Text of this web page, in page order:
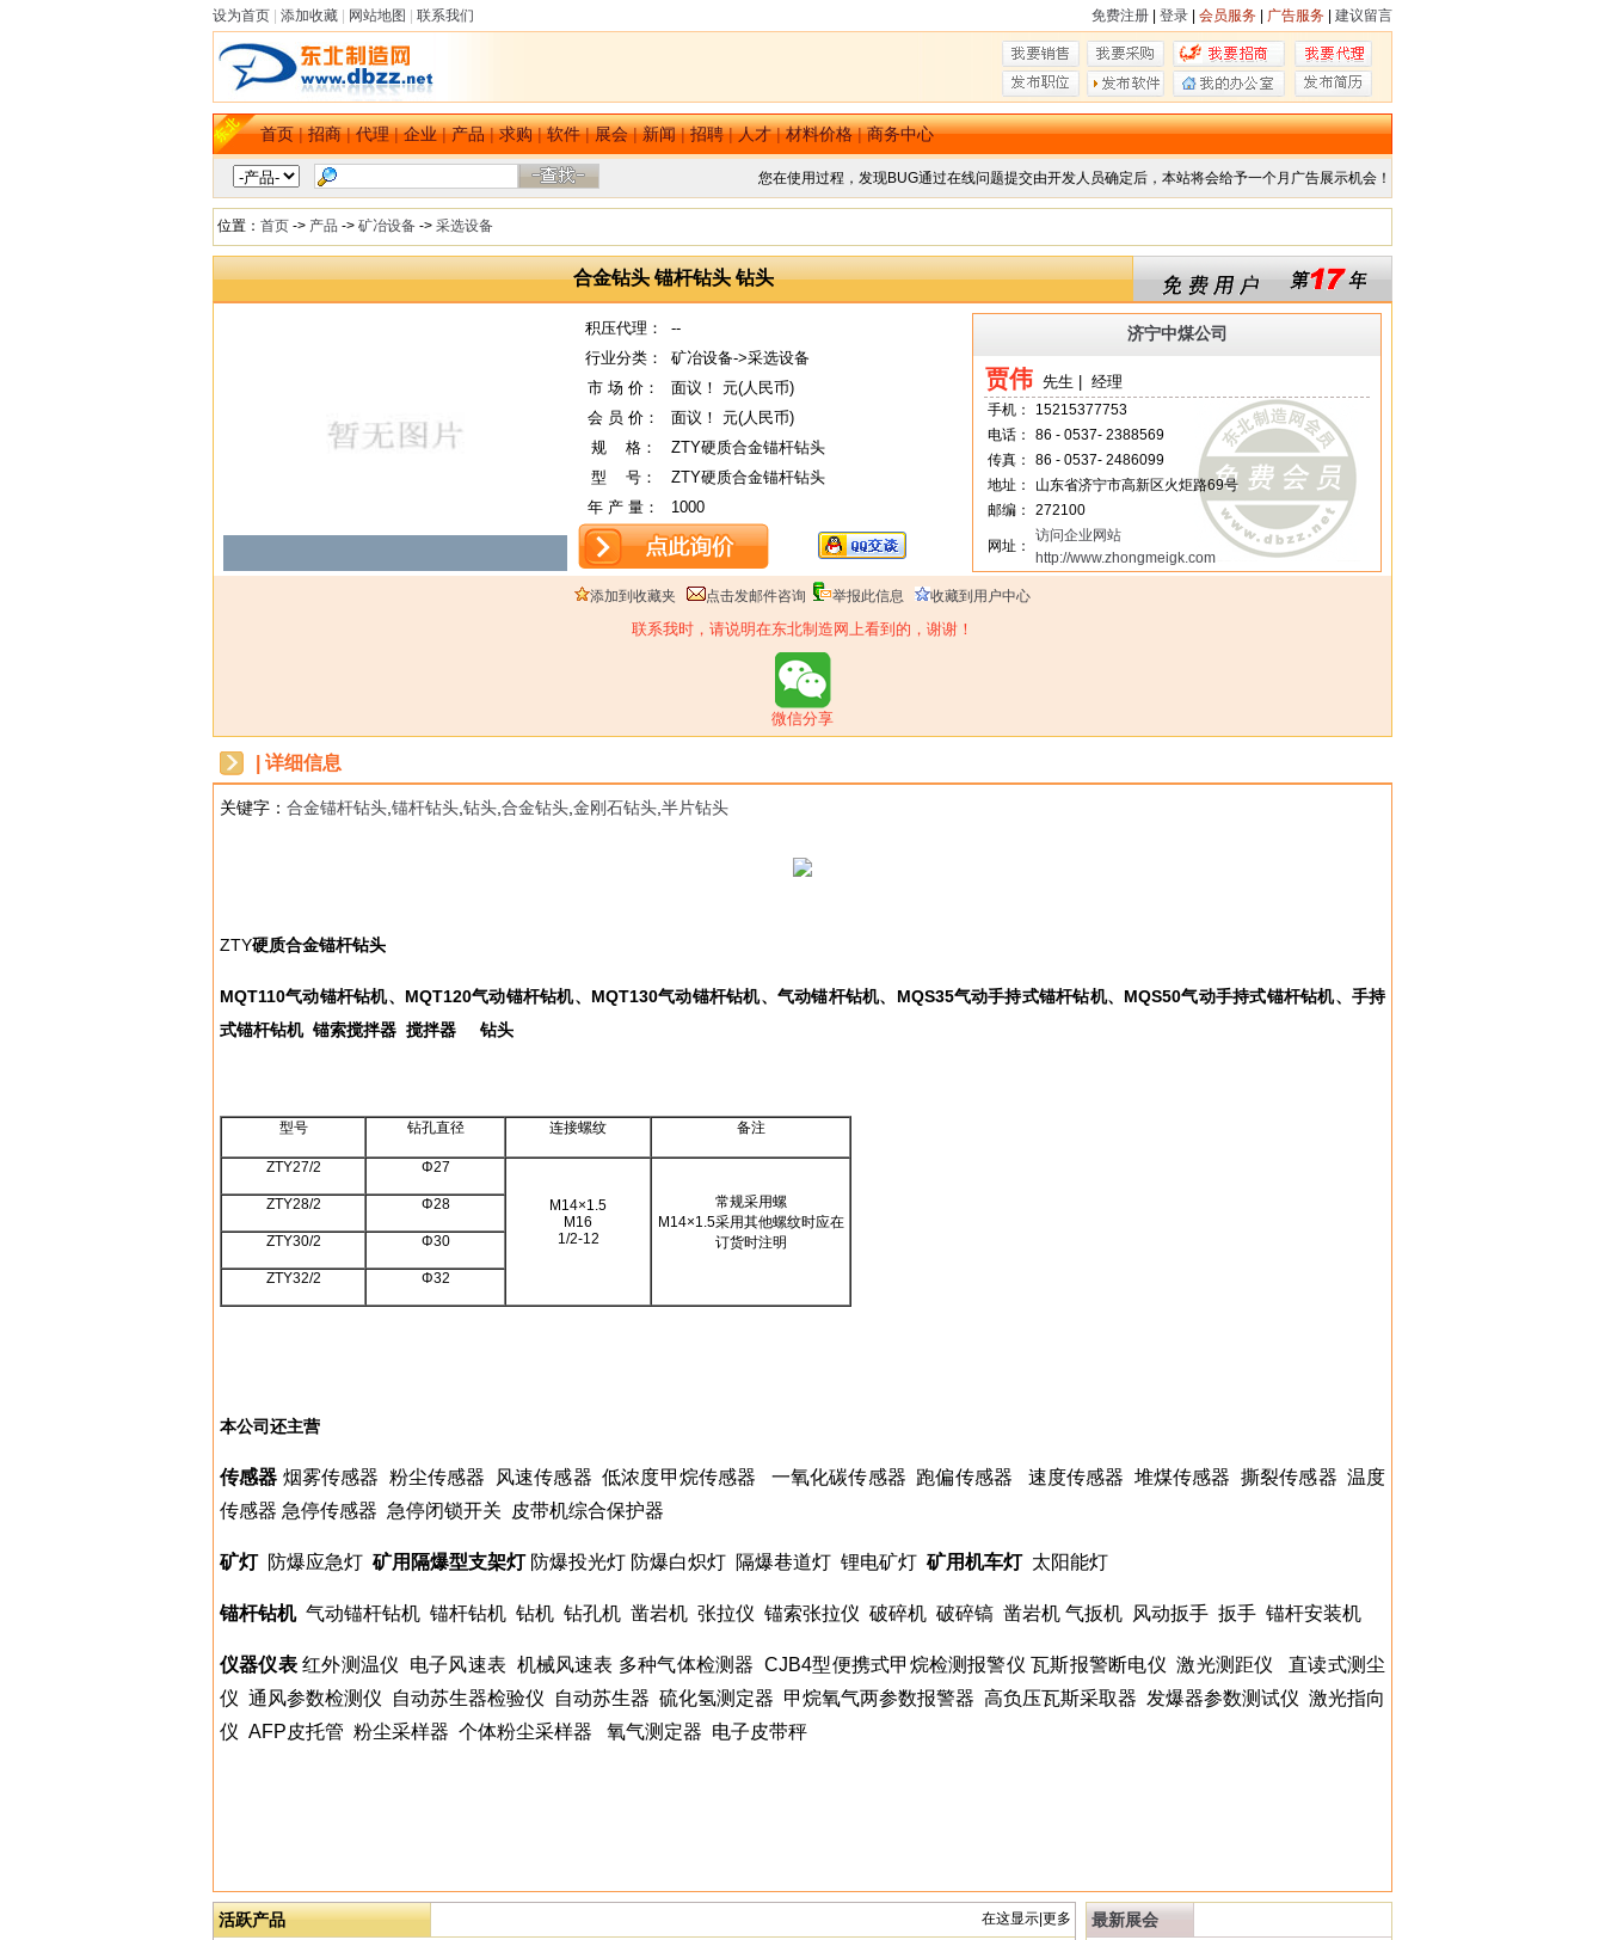
设为首页 添加收藏 网站地图 联系我们 免费注册 登录 会员服务 广告服务 建议留言
首页|招商|代理|企业|产品|求购|软件|展会|新闻|招聘|人才|材料价格|商务中心
您在使用过程，发现BUG通过在线问题提交由开发人员确定后，本站将会给予一个月广告展示机会！
位置： 首页 -> 产品 -> 矿冶设备 -> 采选设备
合金钻头 锚杆钻头 钻头
积压代理：
--
行业分类：
矿冶设备->采选设备
市 场 价：
面议！ 元(人民币)
会 员 价：
面议！ 元(人民币)
规
格：
ZTY硬质合金锚杆钻头
型
号：
ZTY硬质合金锚杆钻头
年 产 量：
1000
济宁中煤公司
贾伟 先生 | 经理
手机：
15215377753
电话：
86 - 0537- 2388569
传真：
86 - 0537- 2486099
地址：
山东省济宁市高新区火炬路69号
邮编：
272100
网址：
访问企业网站
http://www.zhongmeigk.com
添加到收藏夹 点击发邮件咨询 举报此信息 收藏到用户中心
联系我时，请说明在东北制造网上看到的，谢谢！
微信分享
| 详细信息
关键字： 合金锚杆钻头 锚杆钻头 钻头 合金钻头 金刚石钻头 半片钻头
ZTY硬质合金锚杆钻头
MQT110气动锚杆钻机、 MQT120气动锚杆钻机、 MQT130气动锚杆钻机、气动锚杆钻机、 MQS35气动手持式锚杆钻机、 MQS50气动手持式锚杆钻机、手持
式锚杆钻机 锚索搅拌器 搅拌器 钻头
型号 钻孔直径 连接螺纹 备注
ZTY27/2 Φ27
M14×1.5
M16
1/2-12
常规采用螺
M14×1.5采用其他螺纹时应在
订货时注明
ZTY28/2 Φ28
ZTY30/2 Φ30
ZTY32/2 Φ32
本公司还主营
传感器 烟雾传感器 粉尘传感器 风速传感器 低浓度甲烷传感器 一氧化碳传感器 跑偏传感器 速度传感器 堆煤传感器 撕裂传感器 温度
传感器 急停传感器 急停闭锁开关 皮带机综合保护器
矿灯 防爆应急灯 矿用隔爆型支架灯 防爆投光灯 防爆白炽灯 隔爆巷道灯 锂电矿灯 矿用机车灯 太阳能灯
锚杆钻机 气动锚杆钻机 锚杆钻机 钻机 钻孔机 凿岩机 张拉仪 锚索张拉仪 破碎机 破碎镐 凿岩机 气扳机 风动扳手 扳手 锚杆安装机
仪器仪表 红外测温仪 电子风速表 机械风速表 多种气体检测器 CJB4型便携式甲烷检测报警仪 瓦斯报警断电仪 激光测距仪
直读式测尘
仪 通风参数检测仪 自动苏生器检验仪 自动苏生器 硫化氢测定器 甲烷氧气两参数报警器 高负压瓦斯采取器 发爆器参数测试仪 激光指向
仪 AFP皮托管 粉尘采样器 个体粉尘采样器 氧气测定器 电子皮带秤
活跃产品 在这显示|更多 最新展会